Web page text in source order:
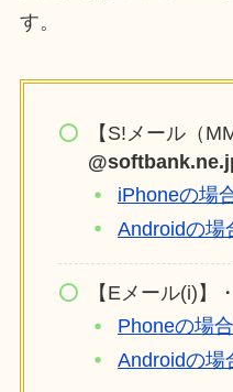
す。
【S!メール（
iPhoneの場
Androidの場
【Eメール(i)】
Phoneの場
Androidの場